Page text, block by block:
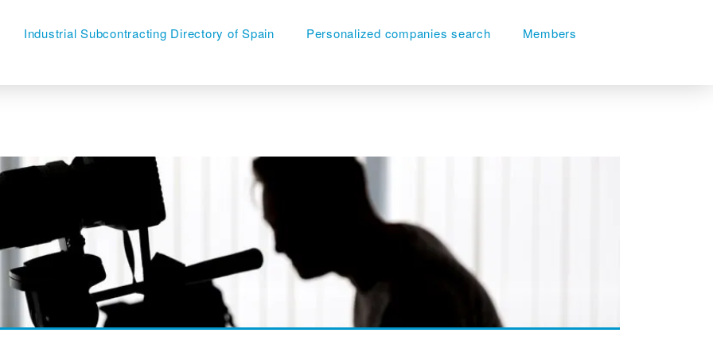
Industrial Subcontracting Directory of Spain Personalized companies search
Members